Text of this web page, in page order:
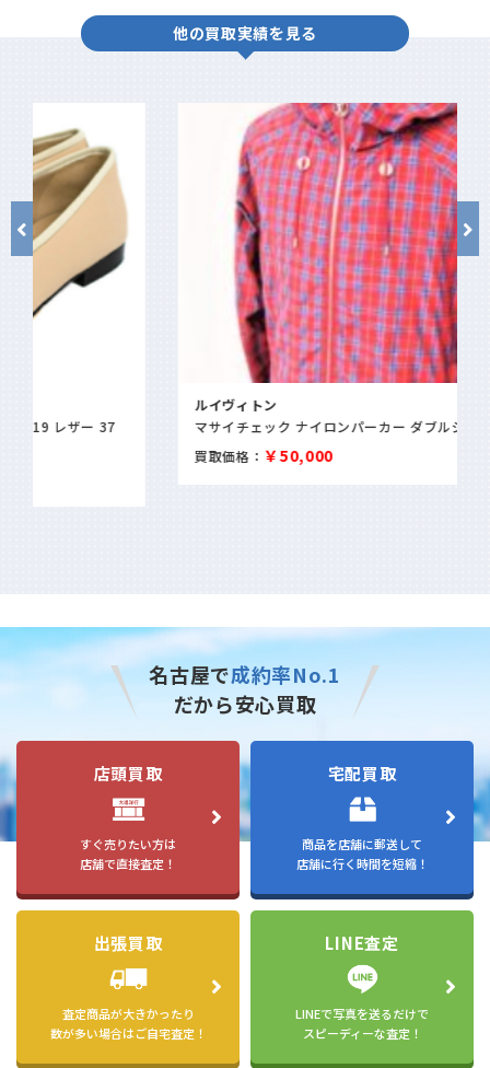
他の買取実績を見る
マサイチェック ナイロンパーカー ダブルジップ メンズ
名古屋で成約率No.1
だから安心買取
店頭買取
すぐ売りたい方は
店舗で直接査定！
宅配買取
商品を店舗に郵送して
店舗に行く時間を短縮！
出張買取
査定商品が大きかったり
数が多い場合はご自宅査定！
LINE査定
LINEで写真を送るだけで
スピーディーな査定！